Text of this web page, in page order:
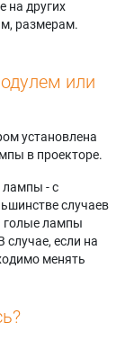
на других
размерам.
или
установлена
в проекторе.
лампы - с
случаев
голые лампы
если на
менять